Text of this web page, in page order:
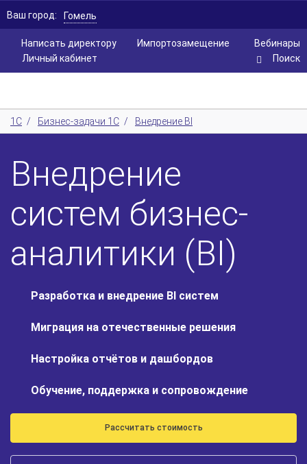
Написать директору Вебинары
Импортозамещение
Личный кабинет
Ваш город: Гомель
Поиск
1С / Бизнес-задачи 1С / Внедрение BI
Внедрение
систем бизнес-
аналитики (BI)
Разработка и внедрение BI систем
Миграция на отечественные решения
Настройка отчётов и дашбордов
Обучение, поддержка и сопровождение
Рассчитать стоимость